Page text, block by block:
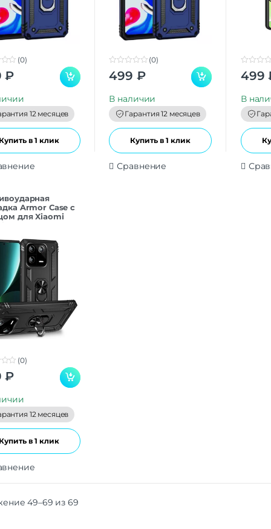
(0)
₽
12 месяцев
Купить в 1 клик
o
o
(0)
499 ₽
В наличии
Гарантия 12 месяцев
Купить в 1 клик
Сравнение
o
o
499
В
Armor Case с
для Xiaomi
(0)
₽
12 месяцев
Купить в 1 клик
49–69 из 69